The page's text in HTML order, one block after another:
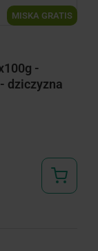
MISKA GRATIS
-
dziczyzna